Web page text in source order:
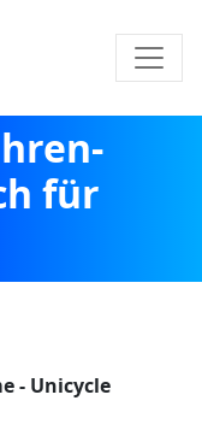
für
- Unicycle